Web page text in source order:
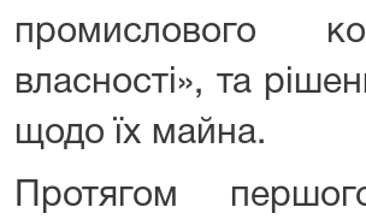
промислового
власності», та
щодо їх майна.
Протягом